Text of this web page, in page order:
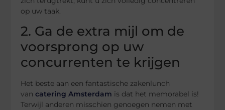
op uw taak.
2. Ga de extra mijl om de
voorsprong op uw
concurrenten te krijgen
Het beste aan een fantastische zakenlunch
vancatering Amsterdam is dat het memorabel is!
Terwijl anderen misschien genoegen nemen met